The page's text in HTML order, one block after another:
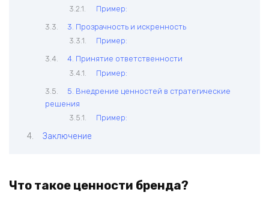
Пример:
3. Прозрачность и искренность
Пример:
4. Принятие ответственности
Пример:
5. Внедрение ценностей в стратегические
решения
Пример:
Заключение
Что такое ценности бренда?